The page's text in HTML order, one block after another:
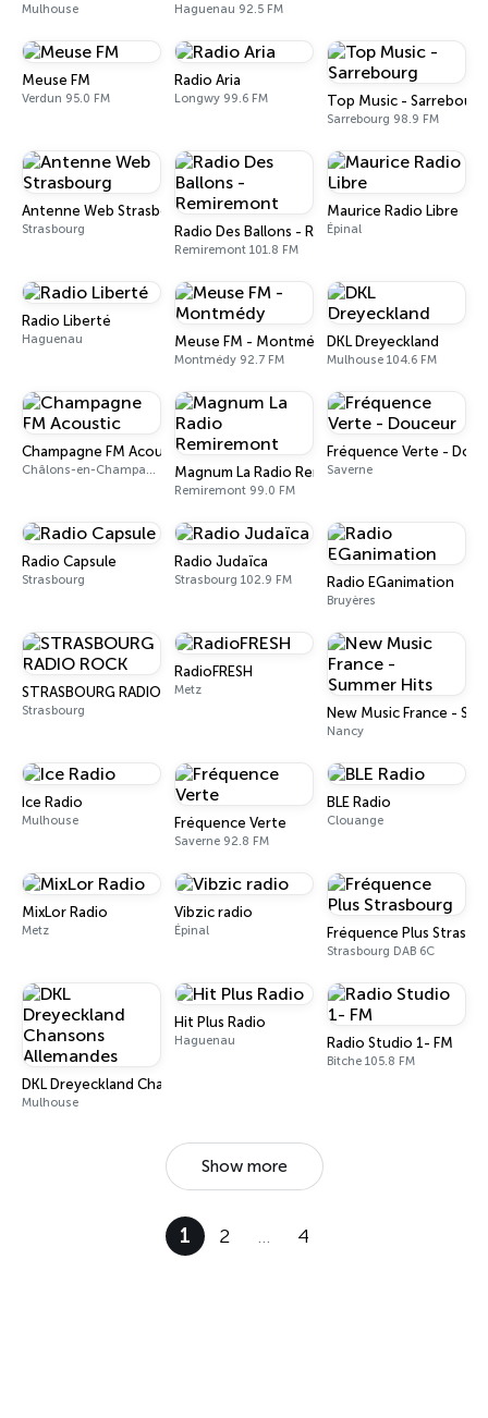
Mulhouse Haguenau 92.5 FM
Meuse FM
Verdun 95.0 FM
Radio Aria
Longwy 99.6 FM Top Music - Sarrebourg
Sarrebourg 98.9 FM
Antenne Web Strasbourg
Strasbourg Radio Des Ballons - Remiremont
Remiremont 101.8 FM
Maurice Radio Libre
Épinal
Radio Liberté
Haguenau Meuse FM - Montmédy
Montmédy 92.7 FM
DKL Dreyeckland
Mulhouse 104.6 FM
Champagne FM Acoustic
Châlons-en-Champagne Magnum La Radio Remiremont
Remiremont 99.0 FM
Fréquence Verte -
Saverne
Radio Capsule
Strasbourg
Radio Judaïca
Strasbourg 102.9 FM Radio EGanimation
Bruyères
STRASBOURG RADIO ROCK
Strasbourg
RadioFRESH
Metz
New Music France -
Nancy
Ice Radio
Mulhouse Fréquence Verte
Saverne 92.8 FM
BLE Radio
Clouange
MixLor Radio
Metz
Vibzic radio
Épinal Fréquence Plus
Strasbourg DAB 6C
DKL Dreyeckland Chansons Allemandes
Mulhouse
Hit Plus Radio
Haguenau Radio Studio 1- FM
Bitche 105.8 FM
Show more
1 2 … 4